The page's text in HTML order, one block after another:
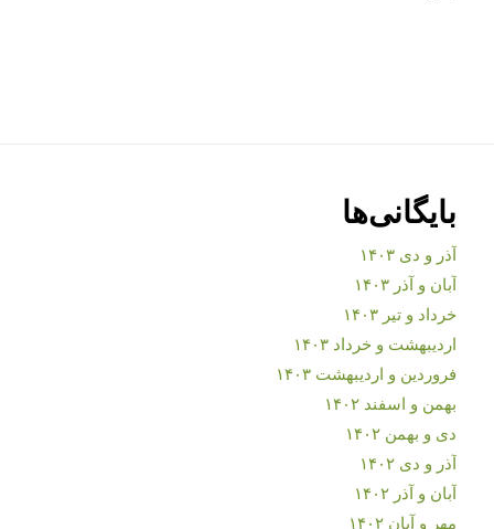
بایگانی‌ها
آذر و دی ۱۴۰۳
آبان و آذر ۱۴۰۳
خرداد و تیر ۱۴۰۳
اردیبهشت و خرداد ۱۴۰۳
فروردین و اردیبهشت ۱۴۰۳
بهمن و اسفند ۱۴۰۲
دی و بهمن ۱۴۰۲
آذر و دی ۱۴۰۲
آبان و آذر ۱۴۰۲
مهر و آبان ۱۴۰۲